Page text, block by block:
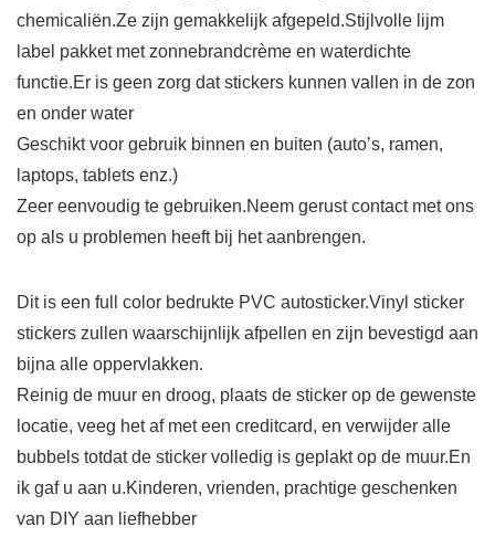
chemicaliën.Ze zijn gemakkelijk afgepeld.Stijlvolle lijm
label pakket met zonnebrandcrème en waterdichte
functie.Er is geen zorg dat stickers kunnen vallen in de zon
en onder water
Geschikt voor gebruik binnen en buiten (auto’s, ramen,
laptops, tablets enz.)
Zeer eenvoudig te gebruiken.Neem gerust contact met ons
op als u problemen heeft bij het aanbrengen.
Dit is een full color bedrukte PVC autosticker.Vinyl sticker
stickers zullen waarschijnlijk afpellen en zijn bevestigd aan
bijna alle oppervlakken.
Reinig de muur en droog, plaats de sticker op de gewenste
locatie, veeg het af met een creditcard, en verwijder alle
bubbels totdat de sticker volledig is geplakt op de muur.En
ik gaf u aan u.Kinderen, vrienden, prachtige geschenken
van DIY aan liefhebber